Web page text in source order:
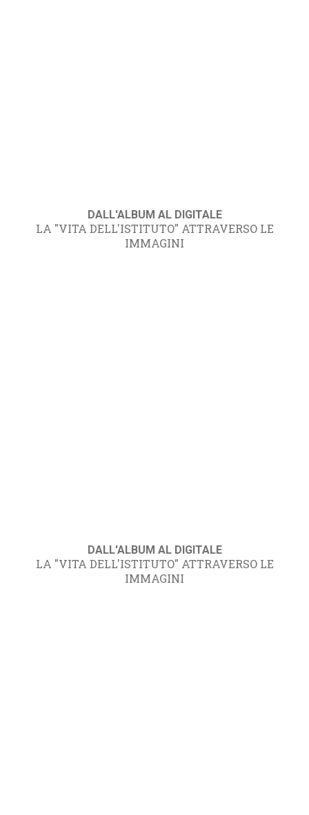
DALL'ALBUM AL DIGITALE
LA "VITA DELL'ISTITUTO" ATTRAVERSO LE
IMMAGINI
DALL'ALBUM AL DIGITALE
LA "VITA DELL'ISTITUTO" ATTRAVERSO LE
IMMAGINI